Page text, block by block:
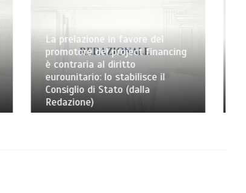
Dal 2 giugno in vigore il d.lgs. 21
aprile 2026, n. 81, di attuazione
della Direttiva (UE) 2024/1203
sulla tutela penale dell’ambiente
(dalla Redazione)